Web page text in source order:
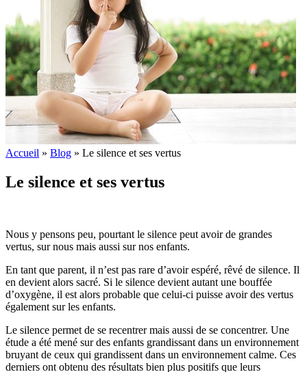
Accueil » Blog » Le silence et ses vertus
Le silence et ses vertus
Nous y pensons peu, pourtant le silence peut avoir de grandes
vertus, sur nous mais aussi sur nos enfants.
En tant que parent, il n’est pas rare d’avoir espéré, rêvé de silence. Il
en devient alors sacré. Si le silence devient autant une bouffée
d’oxygène, il est alors probable que celui-ci puisse avoir des vertus
également sur les enfants.
Le silence permet de se recentrer mais aussi de se concentrer. Une
étude a été mené sur des enfants grandissant dans un environnement
bruyant de ceux qui grandissent dans un environnement calme. Ces
derniers ont obtenu des résultats bien plus positifs que leurs